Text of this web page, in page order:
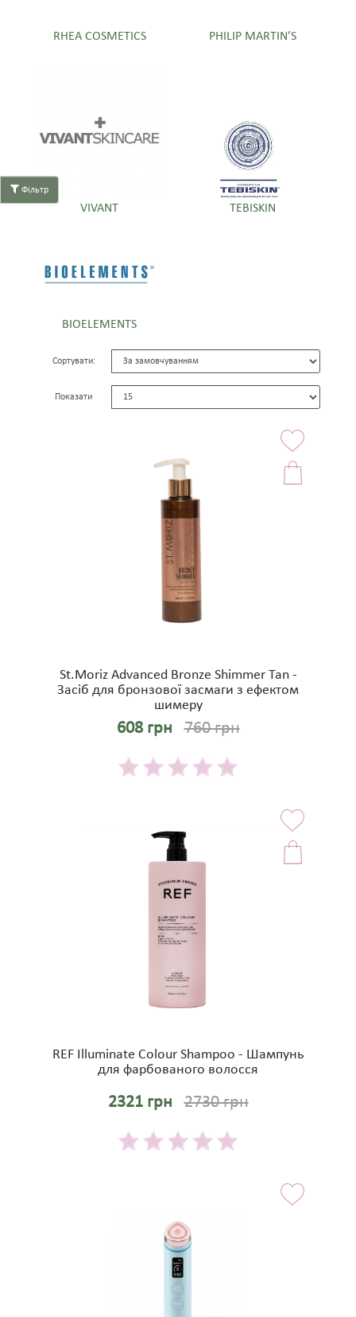
RHEA COSMETICS PHILIP MARTIN’S
VIVANT TEBISKIN
BIOELEMENTS
Сортувати:
Показати
St.Moriz Advanced Bronze Shimmer Tan -
Засіб для бронзової засмаги з ефектом
шимеру
608 грн 760 грн
REF Illuminate Colour Shampoo - Шампунь
для фарбованого волосся
2321 грн 2730 грн
Фільтр